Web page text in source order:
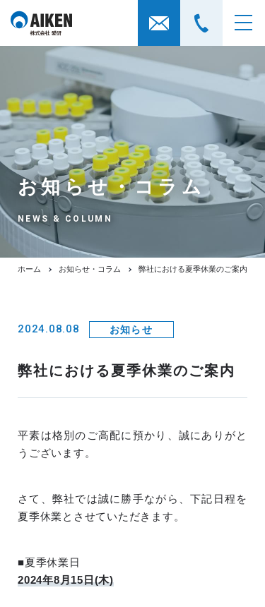
お知らせ・コラム
NEWS & COLUMN
ホーム お知らせ・コラム 弊社における夏季休業のご案内
2024.08.08 お知らせ
弊社における夏季休業のご案内
平素は格別のご高配に預かり、誠にありがと
うございます。
さて、弊社では誠に勝手ながら、下記日程を
夏季休業とさせていただきます。
■夏季休業日
2024年8月15日(木)